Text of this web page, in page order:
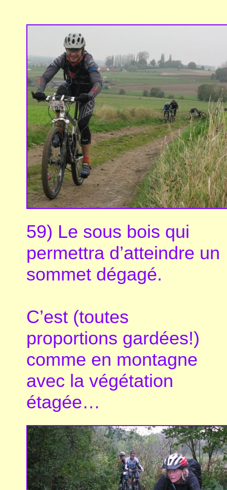
59) Le sous bois qui
permettra d’atteindre un
sommet dégagé.
C’est (toutes
proportions gardées!)
comme en montagne
avec la végétation
étagée…